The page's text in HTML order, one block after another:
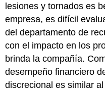
lesiones y tornados es
empresa, es difícil
del departamento de
con el impacto en los
brinda la compañía.
desempeño financiero
discrecional es similar